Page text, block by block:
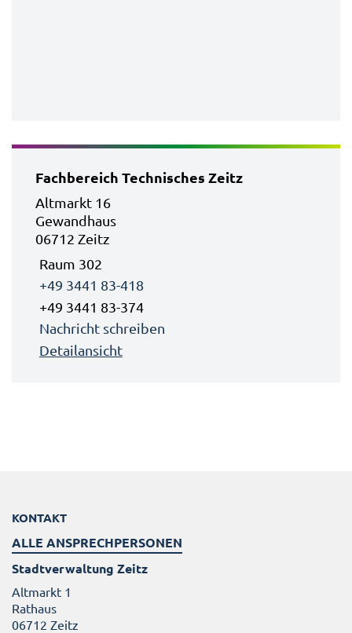
Fachbereich Technisches Zeitz
Altmarkt 16
Gewandhaus
06712 Zeitz
Raum 302
+49 3441 83-418
+49 3441 83-374
Nachricht schreiben
Detailansicht
KONTAKT
ALLE ANSPRECHPERSONEN
Stadtverwaltung Zeitz
Altmarkt 1
Rathaus
06712 Zeitz